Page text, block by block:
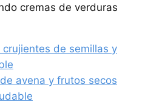
cremas de verduras
crujientes de semillas y
avena y frutos secos